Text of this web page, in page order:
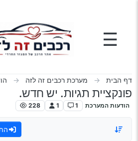
☰
דף הבית מערכת רכבים זה לזה
פונקציית תגיות. יש חדש.
הודעות המערכת 1
1
228